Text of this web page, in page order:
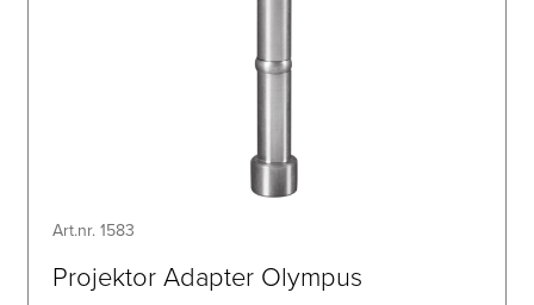
Art.nr. 1583
Projektor Adapter Olympus